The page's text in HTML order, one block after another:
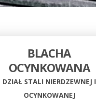
BLACHA
OCYNKOWANA
DZIAŁ STALI NIERDZEWNEJ I
OCYNKOWANEJ